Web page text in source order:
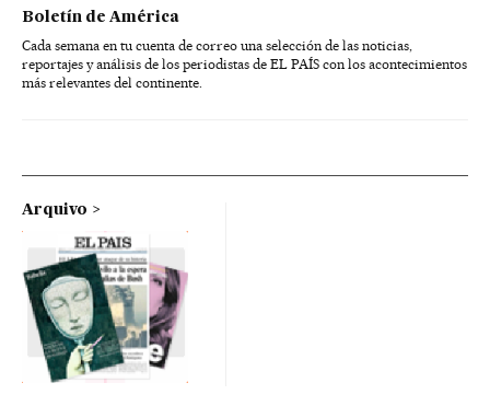
Boletín de América
Cada semana en tu cuenta de correo una selección de las noticias,
reportajes y análisis de los periodistas de EL PAÍS con los acontecimientos
más relevantes del continente.
Arquivo